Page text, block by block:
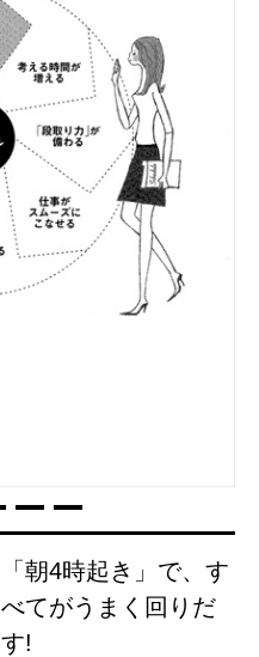
「朝4時起き」で、す
べてがうまく回りだ
す!